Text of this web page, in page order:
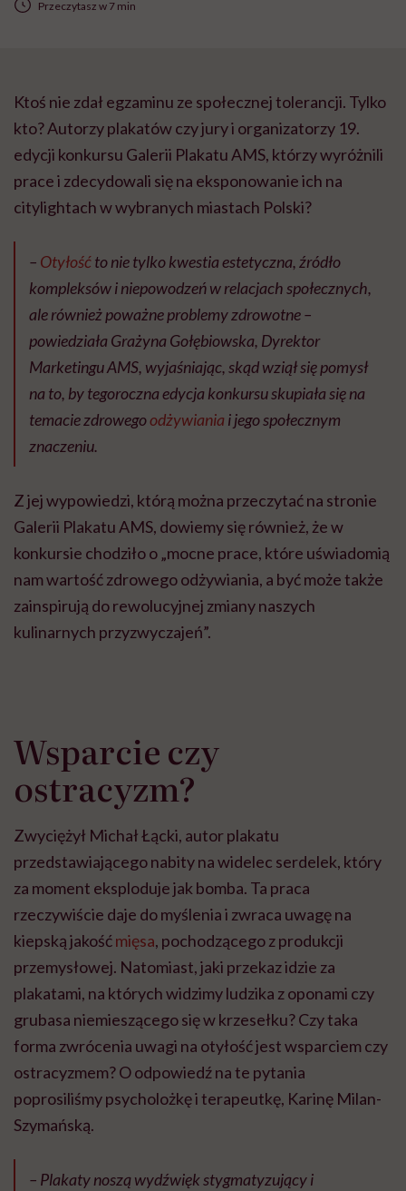
Przeczytasz w 7 min
Ktoś nie zdał egzaminu ze społecznej tolerancji. Tylko
kto? Autorzy plakatów czy jury i organizatorzy 19.
edycji konkursu Galerii Plakatu AMS, którzy wyróżnili
prace i zdecydowali się na eksponowanie ich na
citylightach w wybranych miastach Polski?
– Otyłośćto nie tylko kwestia estetyczna, źródło
kompleksów i niepowodzeń w relacjach społecznych,
ale również poważne problemy zdrowotne –
powiedziała Grażyna Gołębiowska, Dyrektor
Marketingu AMS, wyjaśniając, skąd wziął się pomysł
na to, by tegoroczna edycja konkursu skupiała się na
temacie zdrowegoodżywiania i jego społecznym
znaczeniu.
Z jej wypowiedzi, którą można przeczytać na stronie
Galerii Plakatu AMS, dowiemy się również, że w
konkursie chodziło o „mocne prace, które uświadomią
nam wartość zdrowego odżywiania, a być może także
zainspirują do rewolucyjnej zmiany naszych
kulinarnych przyzwyczajeń”.
Wsparcie czy
ostracyzm?
Zwyciężył Michał Łącki, autor plakatu
przedstawiającego nabity na widelec serdelek, który
za moment eksploduje jak bomba. Ta praca
rzeczywiście daje do myślenia i zwraca uwagę na
kiepską jakośćmięsa, pochodzącego z produkcji
przemysłowej. Natomiast, jaki przekaz idzie za
plakatami, na których widzimy ludzika z oponami czy
grubasa niemieszącego się w krzesełku? Czy taka
forma zwrócenia uwagi na otyłość jest wsparciem czy
ostracyzmem? O odpowiedź na te pytania
poprosiliśmy psycholożkę i terapeutkę, Karinę Milan-
Szymańską.
– Plakaty noszą wydźwięk stygmatyzujący i